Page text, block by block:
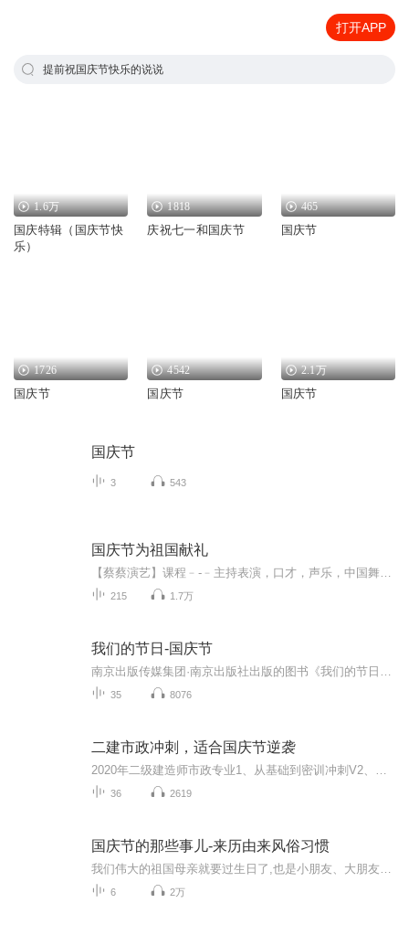
打开APP
提前祝国庆节快乐的说说
1.6万
国庆特辑（国庆节快
乐）
1818
庆祝七一和国庆节
465
国庆节
1726
国庆节
4542
国庆节
2.1万
国庆节
国庆节
3 543
国庆节为祖国献礼
215 1.7万
我们的节日-国庆节
35 8076
二建市政冲刺，适合国庆节逆袭
36 2619
国庆节的那些事儿-来历由来风俗习惯
6 2万